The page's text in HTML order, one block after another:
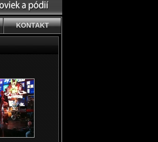
KONTAKT